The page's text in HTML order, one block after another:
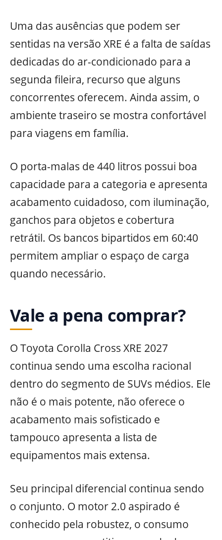
Uma das ausências que podem ser
sentidas na versão XRE é a falta de saídas
dedicadas do ar-condicionado para a
segunda fileira, recurso que alguns
concorrentes oferecem. Ainda assim, o
ambiente traseiro se mostra confortável
para viagens em família.
O porta-malas de 440 litros possui boa
capacidade para a categoria e apresenta
acabamento cuidadoso, com iluminação,
ganchos para objetos e cobertura
retrátil. Os bancos bipartidos em 60:40
permitem ampliar o espaço de carga
quando necessário.
Vale a pena comprar?
O Toyota Corolla Cross XRE 2027
continua sendo uma escolha racional
dentro do segmento de SUVs médios. Ele
não é o mais potente, não oferece o
acabamento mais sofisticado e
tampouco apresenta a lista de
equipamentos mais extensa.
Seu principal diferencial continua sendo
o conjunto. O motor 2.0 aspirado é
conhecido pela robustez, o consumo